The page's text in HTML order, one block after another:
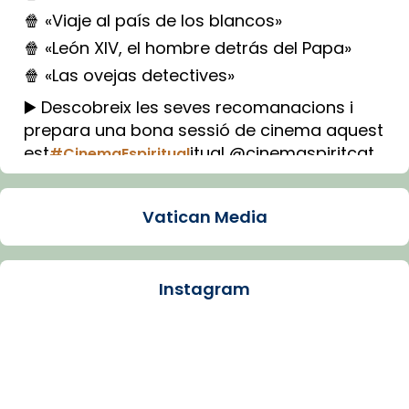
🍿 «Viaje al país de los blancos»
🍿 «León XIV, el hombre detrás del Papa»
🍿 «Las ovejas detectives»
▶️ Descobreix les seves recomanacions i
prepara una bona sessió de cinema aquest
est#CinemaEspiritualitual @cinemaspiritcat
Imatge: Generada amb IA (OpenAI)
Arquebisbat de Barcelona
Vatican Media
Instagram